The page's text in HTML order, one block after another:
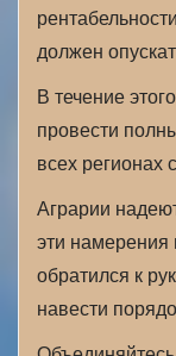
должен
В течение
провести
всех регионах
Аграрии
эти намерения
обратился к
навести